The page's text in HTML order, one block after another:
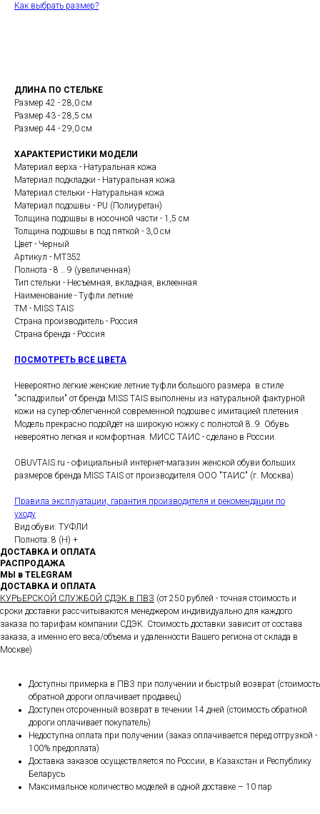
Как выбрать размер?
ДЛИНА ПО СТЕЛЬКЕ
Размер 42 - 28,0 см
Размер 43 - 28,5 см
Размер 44 - 29,0 см
ХАРАКТЕРИСТИКИ МОДЕЛИ
Материал верха - Натуральная кожа
Материал подкладки - Натуральная кожа
Материал стельки - Натуральная кожа
Материал подошвы - PU (Полиуретан)
Толщина подошвы в носочной части - 1,5 см
Толщина подошвы в под пяткой - 3,0 см
Цвет - Черный
Артикул - MT352
Полнота - 8 .. 9 (увеличенная)
Тип стельки - Несъемная, вкладная, вклеенная
Наименование - Туфли летние
ТМ - MISS TAIS
Страна производитель - Россия
Страна бренда - Россия
ПОСМОТРЕТЬ ВСЕ ЦВЕТА
Невероятно легкие женские летние туфли большого размера в стиле
"эспадрильи" от бренда MISS TAIS выполнены из натуральной фактурной
кожи на супер-облегченной современной подошве с имитацией плетения .
Модель прекрасно подойдёт на широкую ножку с полнотой 8..9. Обувь
невероятно легкая и комфортная. МИСС ТАИС - сделано в России.
OBUVTAIS.ru - официальный интернет-магазин женской обуви больших
размеров бренда MISS TAIS от производителя ООО "ТАИС" (г. Москва)
Правила эксплуатации, гарантия производителя и рекомендации по
уходу
Вид обуви: ТУФЛИ
Полнота: 8 (H) +
ДОСТАВКА И ОПЛАТА
РАСПРОДАЖА
МЫ в TELEGRAM
ДОСТАВКА И ОПЛАТА
КУРЬЕРСКОЙ СЛУЖБОЙ СДЭК в ПВЗ (от 250 рублей - точная стоимость и
сроки доставки рассчитываются менеджером индивидуально для каждого
заказа по тарифам компании СДЭК. Стоимость доставки зависит от состава
заказа, а именно его веса/объема и удаленности Вашего региона от склада в
Москве)
Доступны примерка в ПВЗ при получении и быстрый возврат (стоимость
обратной дороги оплачивает продавец)
Доступен отсроченный возврат в течении 14 дней (стоимость обратной
дороги оплачивает покупатель)
Недоступна оплата при получении (заказ оплачивается перед отгрузкой -
100% предоплата)
Доставка заказов осуществляется по России, в Казахстан и Республику
Беларусь
Максимальное количество моделей в одной доставке – 10 пар